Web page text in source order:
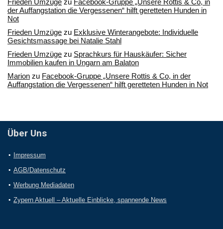
Frieden Umzüge zu Facebook-Gruppe „Unsere Rottis & Co, in
der Auffangstation die Vergessenen“ hilft geretteten Hunden in
Not
Frieden Umzüge zu Exklusive Winterangebote: Individuelle
Gesichtsmassage bei Natalie Stahl
Frieden Umzüge zu Sprachkurs für Hauskäufer: Sicher
Immobilien kaufen in Ungarn am Balaton
Marion zu Facebook-Gruppe „Unsere Rottis & Co, in der
Auffangstation die Vergessenen“ hilft geretteten Hunden in Not
Über Uns
Impressum
AGB/Datenschutz
Werbung Mediadaten
Zypern Aktuell – Aktuelle Einblicke, spannende News